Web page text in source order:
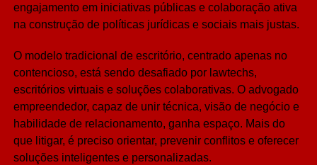
engajamento em iniciativas públicas e colaboração ativa
na construção de políticas jurídicas e sociais mais justas.
O modelo tradicional de escritório, centrado apenas no
contencioso, está sendo desafiado por lawtechs,
escritórios virtuais e soluções colaborativas. O advogado
empreendedor, capaz de unir técnica, visão de negócio e
habilidade de relacionamento, ganha espaço. Mais do
que litigar, é preciso orientar, prevenir conflitos e oferecer
soluções inteligentes e personalizadas.